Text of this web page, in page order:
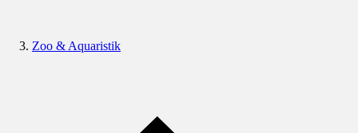
Zoo & Aquaristik